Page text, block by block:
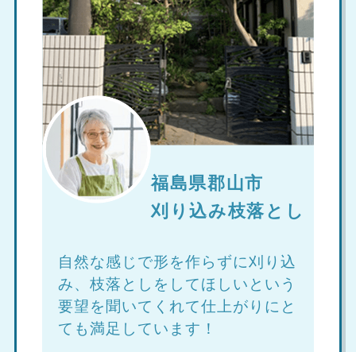
福島県郡山市
刈り込み枝落とし
自然な感じで形を作らずに刈り込
み、枝落としをしてほしいという
要望を聞いてくれて仕上がりにと
ても満足しています！